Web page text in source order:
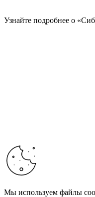
Узнайте подробнее о
Мы используем файлы